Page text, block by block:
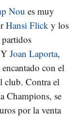
Nou es muy
Hansi Flick y los
Joan Laporta,
con el
club. Contra el
Champions, se
por la venta